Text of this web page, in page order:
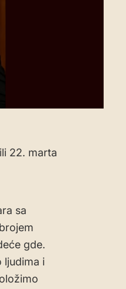
22. marta
sa
gde.
ljudima i